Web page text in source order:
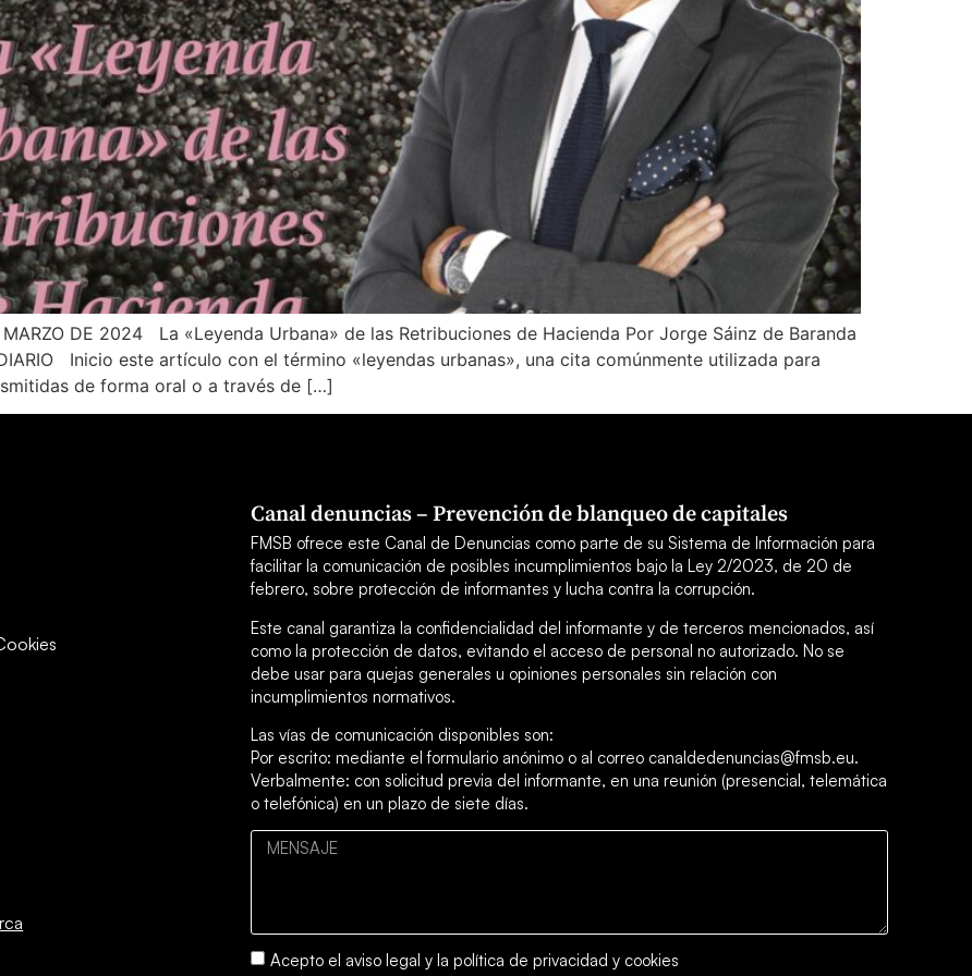
DE 2024 La «Leyenda Urbana» de las Retribuciones de Hacienda Por Jorge Sáinz de Baranda
Inicio este artículo con el término «leyendas urbanas», una cita comúnmente utilizada para
de forma oral o a través de […]
Canal denuncias – Prevención de blanqueo de capitales
FMSB ofrece este Canal de Denuncias como parte de su Sistema de Información para
facilitar la comunicación de posibles incumplimientos bajo la Ley 2/2023, de 20 de
febrero, sobre protección de informantes y lucha contra la corrupción.
Este canal garantiza la confidencialidad del informante y de terceros mencionados, así
como la protección de datos, evitando el acceso de personal no autorizado. No se
debe usar para quejas generales u opiniones personales sin relación con
incumplimientos normativos.
Las vías de comunicación disponibles son:
Por escrito: mediante el formulario anónimo o al correo canaldedenuncias@fmsb.eu.
Verbalmente: con solicitud previa del informante, en una reunión (presencial, telemática
o telefónica) en un plazo de siete días.
Acepto el aviso legal y la política de privacidad y cookies